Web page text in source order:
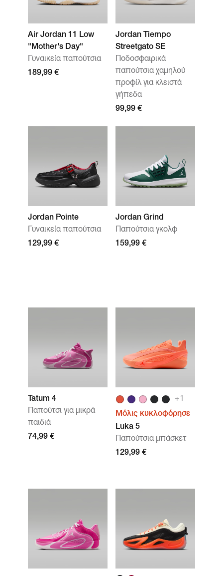
Air Jordan 11 Low
"Mother's Day"
Γυναικεία παπούτσια
189,99 €
Jordan Tiempo
Streetgato SE
Ποδοσφαιρικά
παπούτσια χαμηλού
προφίλ για κλειστά
γήπεδα
99,99 €
Jordan Pointe
Γυναικεία παπούτσια
129,99 €
Jordan Grind
Παπούτσια γκολφ
159,99 €
Tatum 4
Παπούτσι για μικρά
παιδιά
74,99 €
+1
Μόλις κυκλοφόρησε
Luka 5
Παπούτσια μπάσκετ
129,99 €